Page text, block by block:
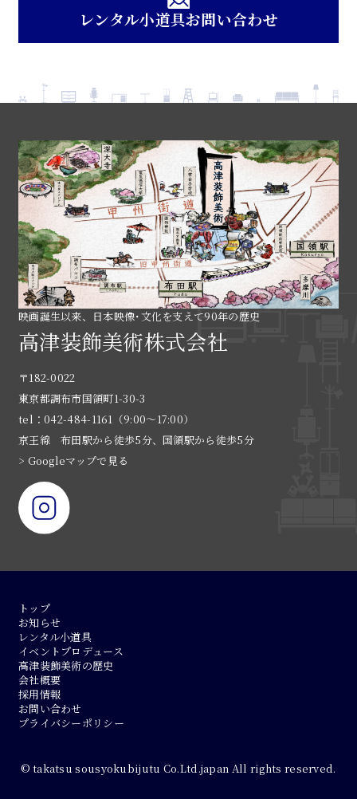
レンタル小道具お問い合わせ
映画誕生以来、日本映像･文化を支えて90年の歴史
高津装飾美術株式会社
〒182-0022
東京都調布市国領町1-30-3
tel：042-484-1161（9:00〜17:00）
京王線 布田駅から徒歩5分、国領駅から徒歩5分
> Googleマップで見る
トップ
お知らせ
レンタル小道具
イベントプロデュース
高津装飾美術の歴史
会社概要
採用情報
お問い合わせ
プライバシーポリシー
© takatsu sousyokubijutu Co.Ltd.japan All rights reserved.